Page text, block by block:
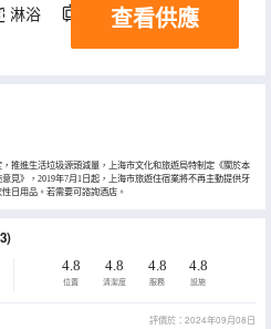
淋浴 電視機
查看供應
推進生活垃圾源頭減量，上海市文化和旅遊局特制定《關於本
見》，2019年7月1日起，上海市旅遊住宿業將不再主動提供牙
日用品。若需要可諮詢酒店。
4.8
位置
4.8
清潔度
4.8
服務
4.8
設施
評價於：2024年09月08日